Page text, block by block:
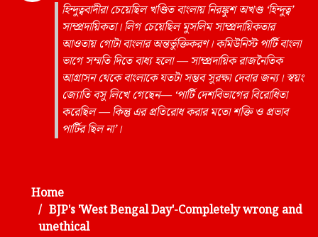
হিন্দুত্ববাদীরা চেয়েছিল খণ্ডিত বাংলায় নিরঙ্কুশ অখণ্ড ‘হিন্দুত্ব’
সাম্প্রদায়িকতা। লিগ চেয়েছিল মুসলিম সাম্প্রদায়িকতার
আওতায় গোটা বাংলার অন্তর্ভুক্তিকরণ। কমিউনিস্ট পার্টি বাংলা
ভাগে সম্মতি দিতে বাধ্য হলো — সাম্প্রদায়িক রাজনৈতিক
আগ্রাসন থেকে বাংলাকে যতটা সম্ভব সুরক্ষা দেবার জন্য। স্বয়ং
জ্যোতি বসু লিখে গেছেন— ‘পার্টি দেশবিভাগের বিরোধিতা
করেছিল — কিন্তু এর প্রতিরোধ করার মতো শক্তি ও প্রভাব
পার্টির ছিল না’।
Home
BJP's 'West Bengal Day'-Completely wrong and
unethical